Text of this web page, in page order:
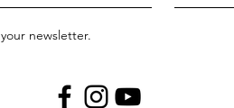
newsletter.